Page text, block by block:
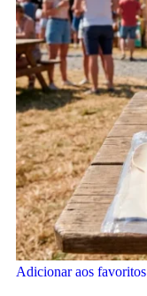
Adicionar aos favoritos